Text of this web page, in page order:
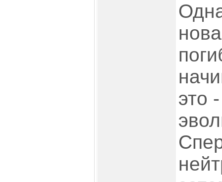
это